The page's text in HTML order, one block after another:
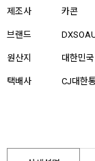
제조사 카콘
브랜드
원산지 대한민국
택배사 CJ대한